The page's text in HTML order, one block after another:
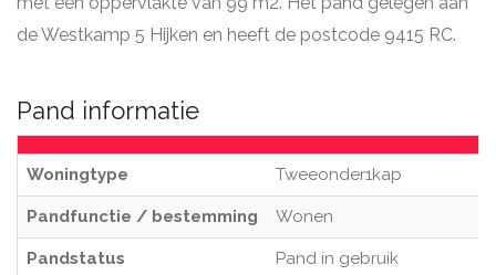
de Westkamp 5 Hijken en heeft de postcode 9415 RC.
Pand informatie
Woningtype Tweeonder1kap
Pandfunctie / bestemming Wonen
Pandstatus Pand in gebruik